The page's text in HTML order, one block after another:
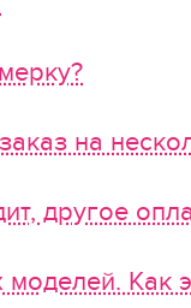
на
другое
Как